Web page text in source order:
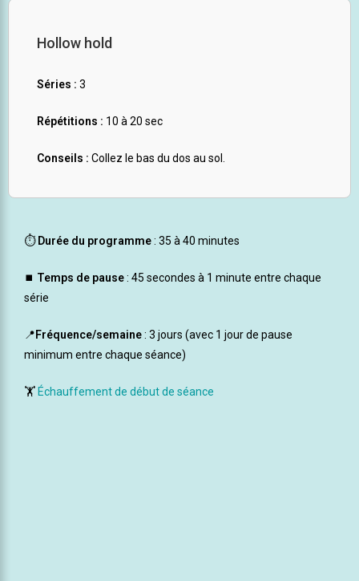
Hollow hold
Séries : 3
Répétitions : 10 à 20 sec
Conseils : Collez le bas du dos au sol.
⏱️ Durée du programme: 35 à 40 minutes
⏹️ Temps de pause: 45 secondes à 1 minute entre chaque
série
📍Fréquence/semaine: 3 jours (avec 1 jour de pause
minimum entre chaque séance)
🏋️ Échauffement de début de séance